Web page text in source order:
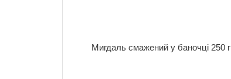
Мигдаль смажений у баночці 250 г